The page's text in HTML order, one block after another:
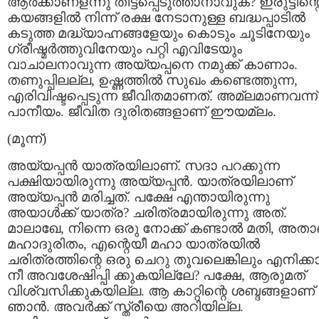
കയങ്ങളില്‍ നിന്ന് രക്ഷ നേടാനുള്ള ബദ്ധപ്പാടില്‍
കടുത്ത മദ്ധ്യാഹ്നങ്ങളേയും കൊടും ചൂടിനേയും
ഗ്രീഷ്മര്‍ത്തുവിനേയും പറ്റി എവിടേയും
വാചാലനാവുന്ന അയ്യപ്പനെ നമുക്ക് കാണാം.
തണുപ്പിലല്ല, ഉഷ്ണത്തില്‍ സുഖം കണ്ടെത്തുന്ന,
എരിവിഷ്ടപ്പെടുന്ന ജീവിതമാണത്. അമ്ലമാണവന്ന്
പാനീയം. ജീവിത ദുരിതങ്ങളാണ് ഈയമ്ലം.
(മൂന്ന്)
അയ്യപ്പന്‍ യാത്രയിലാണ്. സദാ പറക്കുന്ന
പക്ഷിയായിരുന്നു അയ്യപ്പന്‍. യാത്രയിലാണ്
അയ്യപ്പന്‍ മരിച്ചത്. പക്ഷേ എന്തായിരുന്നു
അയാള്‍ക്ക് യാത്ര? ചരിത്രമായിരുന്നു അത്.
മാലാഖേ, നിന്നെ ഒരു നോക്ക് കണ്ടാല്‍ മതി,
മഹാദുരിതം, എന്റെയീ മഹാ യാത്രയില്‍
ചരിത്രത്തിന്റെ ഒരു ചെറു തൂവലെങ്കിലും
നീ അവശേഷിപ്പി ക്കുകയില്ലേ? പക്ഷേ, ആരുമത്
വിശ്വസിക്കുകയില്ല. ആ കാറ്റിന്റെ ശബ്ദങ്ങളാണ്
ഞാന്‍. അവര്‍ക്ക് സ്ത്രീയെ അറിയില്ല.